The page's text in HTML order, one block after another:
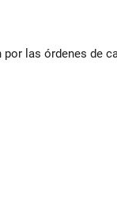
por las órdenes de